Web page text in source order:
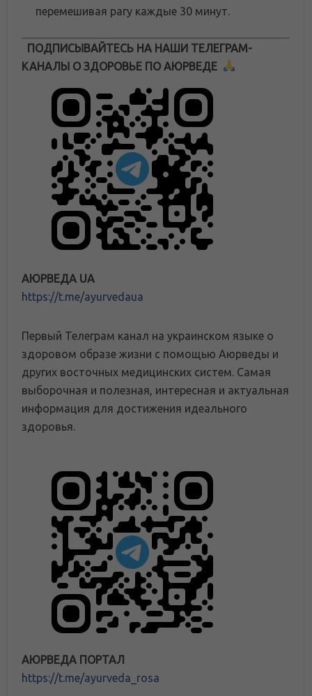
перемешивая рагу каждые 30 минут.
ПОДПИСЫВАЙТЕСЬ НА НАШИ ТЕЛЕГРАМ-
КАНАЛЫ О ЗДОРОВЬЕ ПО АЮРВЕДЕ
АЮРВЕДА UA
https://t.me/ayurvedaua
Первый Телеграм канал на украинском языке о
здоровом образе жизни с помощью Аюрведы и
других восточных медицинских систем. Самая
выборочная и полезная, интересная и актуальная
информация для достижения идеального
здоровья.
АЮРВЕДА ПОРТАЛ
https://t.me/ayurveda_rosa